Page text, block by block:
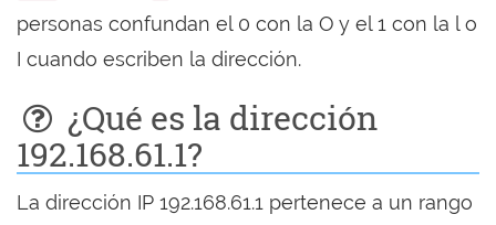
personas confundan el 0 con la O y el 1 con la l o
I cuando escriben la dirección.
¿Qué es la dirección
192.168.61.1?
La dirección IP 192.168.61.1 pertenece a un rango